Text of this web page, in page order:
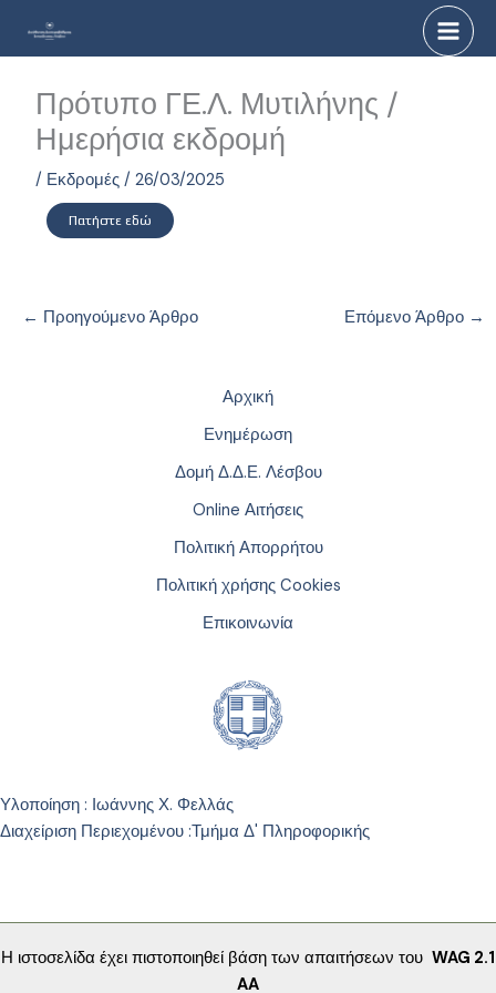
Πρότυπο ΓΕ.Λ. Μυτιλήνης /
Ημερήσια εκδρομή
/ Εκδρομές /26/03/2025
Πατήστε εδώ
← Προηγούμενο Άρθρο Επόμενο Άρθρο →
Αρχική
Ενημέρωση
Δομή Δ.Δ.Ε. Λέσβου
Online Αιτήσεις
Πολιτική Απορρήτου
Πολιτική χρήσης Cookies
Επικοινωνία
Υλοποίηση : Ιωάννης Χ. Φελλάς
Διαχείριση Περιεχομένου :Τμήμα Δ' Πληροφορικής
Η ιστοσελίδα έχει πιστοποιηθεί βάση των απαιτήσεων του WAG 2.1
AA